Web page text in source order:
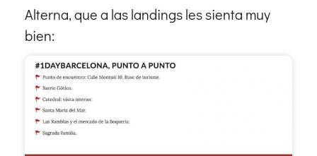
Alterna, que a las landings les sienta muy
bien: